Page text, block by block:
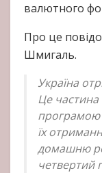
валютного
Про це
Шмигаль.
Україна
Це частина
програмою
їх
домашню
четвертий